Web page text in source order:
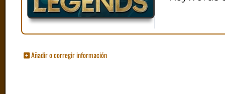
Añadir o corregir información